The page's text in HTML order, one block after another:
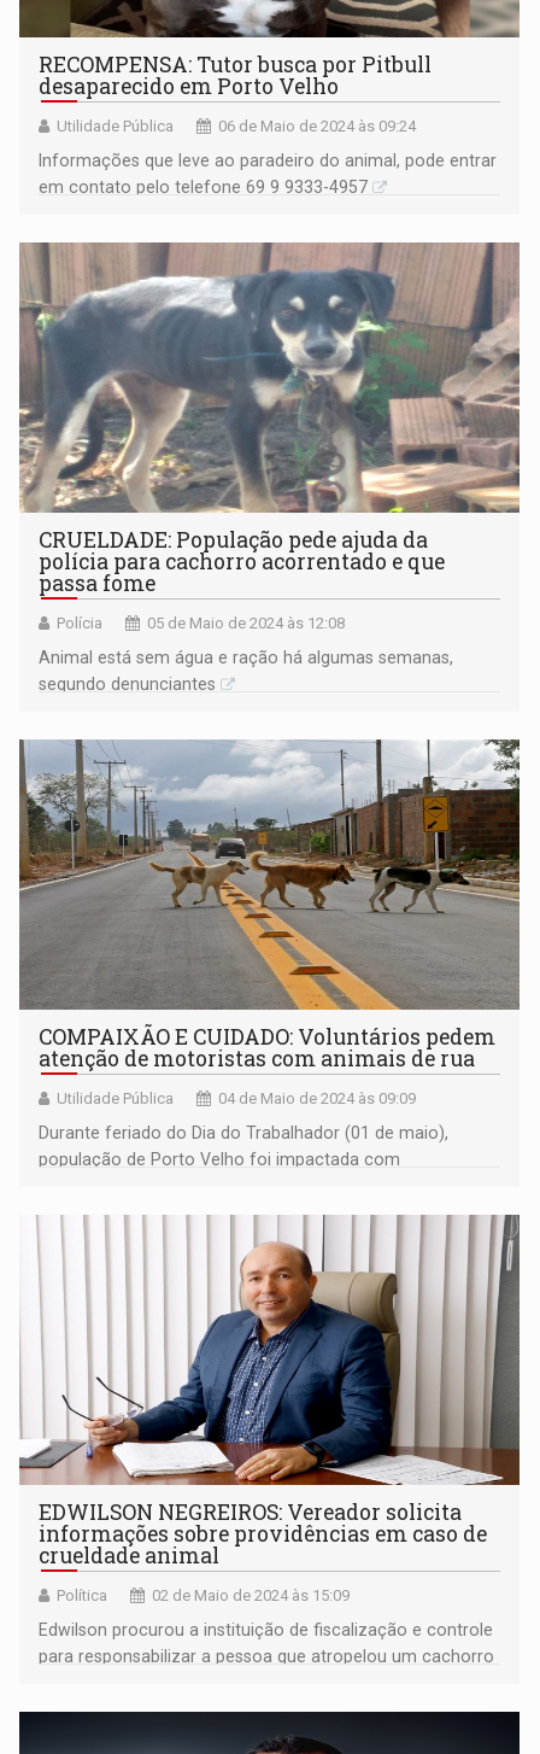
RECOMPENSA: Tutor busca por Pitbull
desaparecido em Porto Velho
Utilidade Pública 06 de Maio de 2024 às 09:24
Informações que leve ao paradeiro do animal, pode entrar
em contato pelo telefone 69 9 9333-4957
CRUELDADE: População pede ajuda da
polícia para cachorro acorrentado e que
passa fome
Polícia 05 de Maio de 2024 às 12:08
Animal está sem água e ração há algumas semanas,
segundo denunciantes
COMPAIXÃO E CUIDADO: Voluntários pedem
atenção de motoristas com animais de rua
Utilidade Pública 04 de Maio de 2024 às 09:09
Durante feriado do Dia do Trabalhador (01 de maio),
população de Porto Velho foi impactada com
Sul
EDWILSON NEGREIROS: Vereador solicita
informações sobre providências em caso de
crueldade animal
Política 02 de Maio de 2024 às 15:09
Edwilson procurou a instituição de fiscalização e controle
para responsabilizar a pessoa que atropelou um cachorro